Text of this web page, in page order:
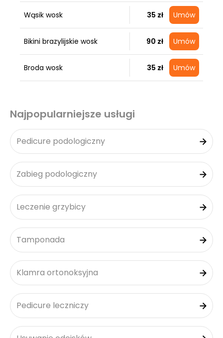
Wąsik wosk 35 zł Umów
Bikini brazylijskie wosk 90 zł Umów
Broda wosk 35 zł Umów
Najpopularniejsze usługi
Pedicure podologiczny
Zabieg podologiczny
Leczenie grzybicy
Tamponada
Klamra ortonoksyjna
Pedicure leczniczy